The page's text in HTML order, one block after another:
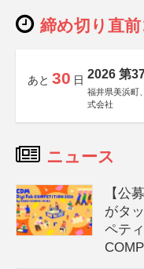
締め切り直
あと 30 日 2026 第
福井県美浜町
式会社
ニュース
【公
がタ
ペテ